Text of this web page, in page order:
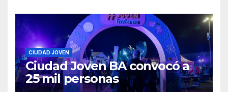
CIUDAD JOVEN
Ciudad Joven BA convocó a
25 mil personas